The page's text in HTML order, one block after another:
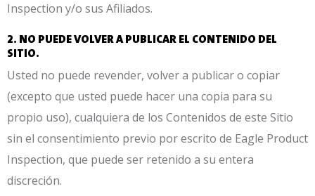
Inspection y/o sus Afiliados.
2. NO PUEDE VOLVER A PUBLICAR EL CONTENIDO DEL
SITIO.
Usted no puede revender, volver a publicar o copiar
(excepto que usted puede hacer una copia para su
propio uso), cualquiera de los Contenidos de este Sitio
sin el consentimiento previo por escrito de Eagle Product
Inspection, que puede ser retenido a su entera
discreción.